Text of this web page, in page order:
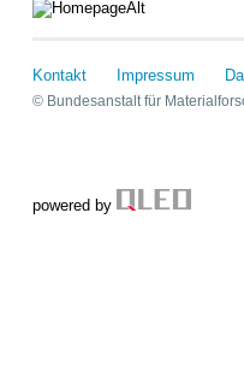
Kontakt Impressum
© Bundesanstalt für
powered by